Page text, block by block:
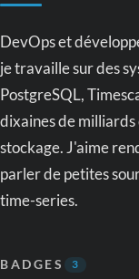
DevOps et
je travaille sur des
PostgreSQL,
dixaines de milliards
stockage. J'aime
parler de petites
time-series.
BADGES 3